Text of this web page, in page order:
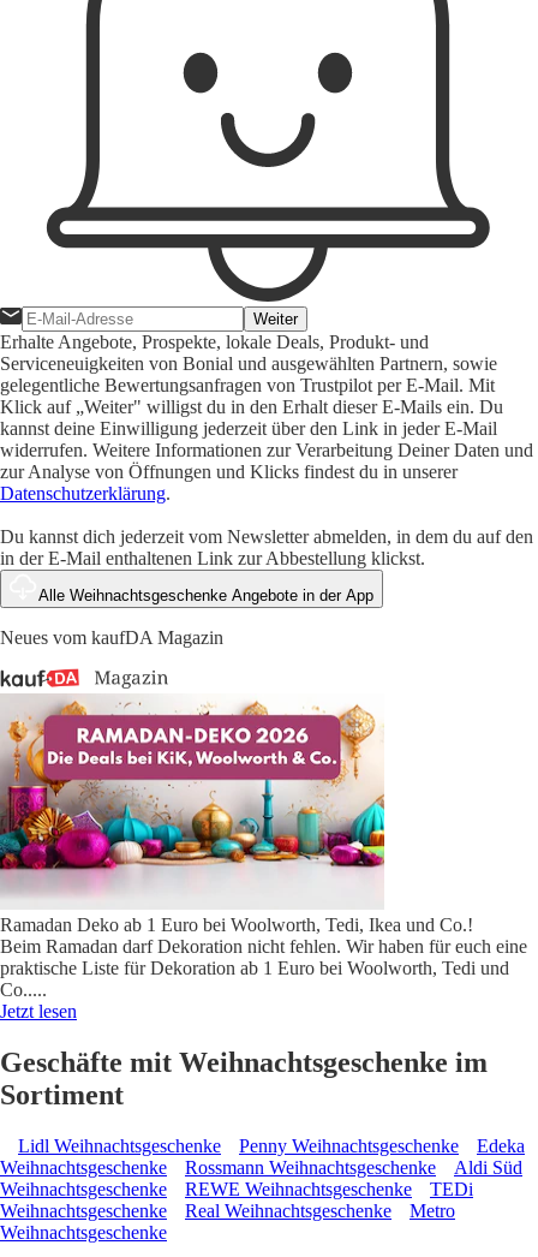
Weiter
Erhalte Angebote, Prospekte, lokale Deals, Produkt- und
Serviceneuigkeiten von Bonial und ausgewählten Partnern, sowie
gelegentliche Bewertungsanfragen von Trustpilot per E-Mail. Mit
Klick auf „Weiter" willigst du in den Erhalt dieser E-Mails ein. Du
kannst deine Einwilligung jederzeit über den Link in jeder E-Mail
widerrufen. Weitere Informationen zur Verarbeitung Deiner Daten und
zur Analyse von Öffnungen und Klicks findest du in unserer
Datenschutzerklärung.
Du kannst dich jederzeit vom Newsletter abmelden, in dem du auf den
in der E-Mail enthaltenen Link zur Abbestellung klickst.
Alle Weihnachtsgeschenke Angebote in der App
Neues vom kaufDA Magazin
Ramadan Deko ab 1 Euro bei Woolworth, Tedi, Ikea und Co.!
Beim Ramadan darf Dekoration nicht fehlen. Wir haben für euch eine
praktische Liste für Dekoration ab 1 Euro bei Woolworth, Tedi und
Co.....
Jetzt lesen
Geschäfte mit Weihnachtsgeschenke im
Sortiment
Lidl Weihnachtsgeschenke Penny Weihnachtsgeschenke
Edeka
Weihnachtsgeschenke
Rossmann Weihnachtsgeschenke
Aldi Süd
Weihnachtsgeschenke
REWE Weihnachtsgeschenke
TEDi
Weihnachtsgeschenke
Real Weihnachtsgeschenke
Metro
Weihnachtsgeschenke